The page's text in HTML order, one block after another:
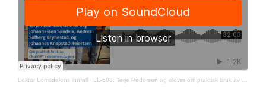
Lektor Lomsdalens innfall · LL-508: Terje Pedersen og elever om praktisk bruk av ChatGPT i skolehverdagen